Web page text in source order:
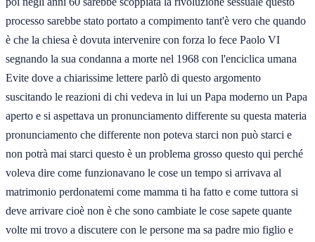
processo sarebbe stato portato a compimento tant'è vero che quando
è che la chiesa è dovuta intervenire con forza lo fece Paolo VI
segnando la sua condanna a morte nel 1968 con l'enciclica umana
Evite dove a chiarissime lettere parlò di questo argomento
suscitando le reazioni di chi vedeva in lui un Papa moderno un Papa
aperto e si aspettava un pronunciamento differente su questa materia
pronunciamento che differente non poteva starci non può starci e
non potrà mai starci questo è un problema grosso questo qui perché
voleva dire come funzionavano le cose un tempo si arrivava al
matrimonio perdonatemi come mamma ti ha fatto e come tuttora si
deve arrivare cioè non è che sono cambiate le cose sapete quante
volte mi trovo a discutere con le persone ma sa padre mio figlio e